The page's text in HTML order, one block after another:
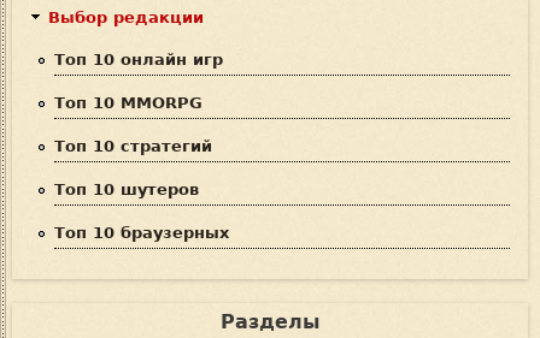
Выбор редакции
Топ 10 онлайн игр
Топ 10 MMORPG
Топ 10 стратегий
Топ 10 шутеров
Топ 10 браузерных
Разделы